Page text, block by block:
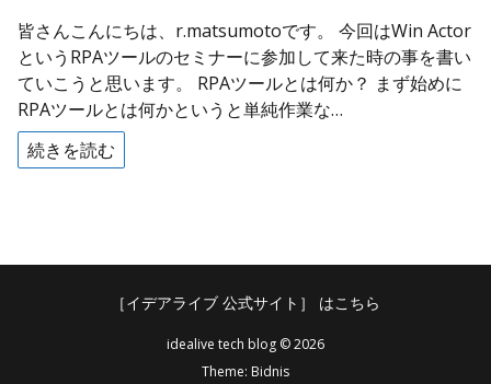
皆さんこんにちは、r.matsumotoです。 今回はWin Actor
というRPAツールのセミナーに参加して来た時の事を書い
ていこうと思います。 RPAツールとは何か？ まず始めに
RPAツールとは何かというと単純作業な…
続きを読む
［イデアライブ 公式サイト］ はこちら
idealive tech blog © 2026
Theme: Bidnis